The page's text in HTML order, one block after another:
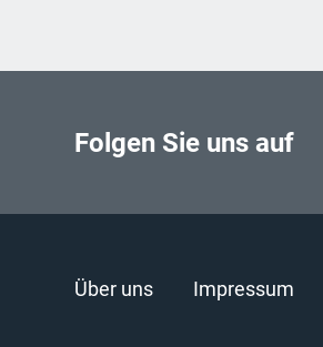
Folgen Sie uns auf
Über uns Impressum